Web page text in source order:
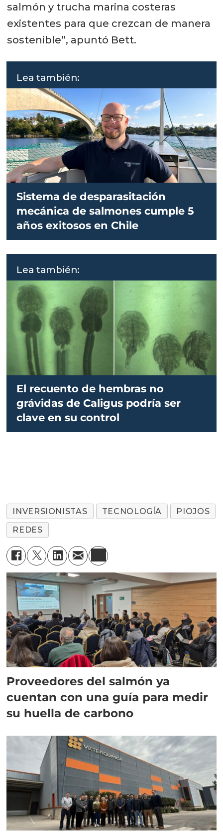
salmón y trucha marina costeras
existentes para que crezcan de manera
sostenible”, apuntó Bett.
Lea también:
Sistema de desparasitación
mecánica de salmones cumple 5
años exitosos en Chile
Lea también:
El recuento de hembras no
grávidas de Caligus podría ser
clave en su control
INVERSIONISTAS TECNOLOGÍA
PIOJOS
REDES
Proveedores del salmón ya
cuentan con una guía para medir
su huella de carbono